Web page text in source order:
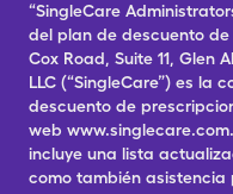
“SingleCare
del plan de descuento
Cox Road, Suite 11, Glen
LLC (“SingleCare”) es la
descuento de
web
incluye una lista
como también